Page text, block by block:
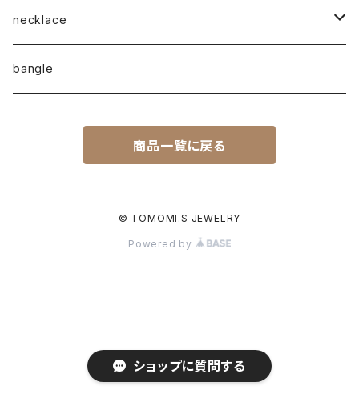
ショップに質問する
plain-ring
pierced earrings
earcuff
necklace
pearl
bangle
商品一覧に戻る
© TOMOMI.S JEWELRY
Powered by